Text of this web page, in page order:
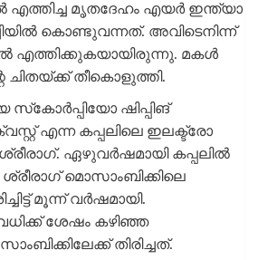
എത്തിച്ച മൃതദേഹം എയര്‍ ഇന്ത്യാ
കൊണ്ടുവന്നത്. അവിടെനിന്ന്
എത്തിക്കുകയായിരുന്നു. മകള്‍
ചിതയ്ക്ക് തീകൊളുത്തി.
സ്‌കോര്‍പ്പിയോ ഷിപ്പിങ്
എന്ന കപ്പലിലെ ഇലക്ട്രോ
ഏഴുവര്‍ഷമായി കപ്പലില്‍
മൊസാംബിക്കിലെ
മൂന്ന് വര്‍ഷമായി.
ശേഷം കഴിഞ്ഞ
തിരിച്ചത്.